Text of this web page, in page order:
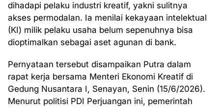
dihadapi pelaku industri kreatif, yakni sulitnya
akses permodalan. Ia menilai kekayaan intelektual
(KI) milik pelaku usaha belum sepenuhnya bisa
dioptimalkan sebagai aset agunan di bank.
Pernyataan tersebut disampaikan Putra dalam
rapat kerja bersama Menteri Ekonomi Kreatif di
Gedung Nusantara I, Senayan, Senin (15/6/2026).
Menurut politisi PDI Perjuangan ini, pemerintah